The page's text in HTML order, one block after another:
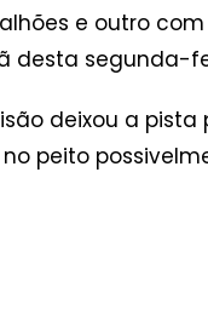
e outro
desta segunda-
deixou a
peito